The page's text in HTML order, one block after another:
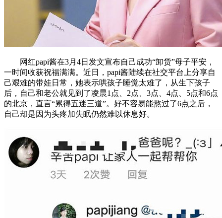
网红papi酱在3月4日发文宣布自己成功“卸货”母子平安，
一时间收获祝福满满。近日，papi酱陆续在社交平台上分享自
己艰难的带娃日常，她表示哄孩子睡觉太难了，从生下孩子
后，自己和老公就见到了凌晨1点、2点、3点、4点、5点和6点
的北京，直言“累得五迷三道”。好不容易能熬过了6点之后，
自己却是因为头疼加失眠仍然难以休息好。